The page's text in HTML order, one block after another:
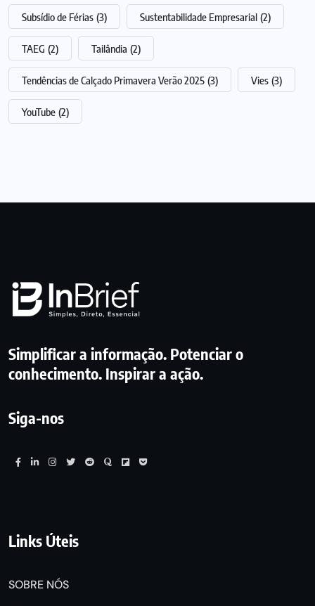
Subsídio de Férias (3) Sustentabilidade Empresarial (2)
TAEG (2) Tailândia (2)
Tendências de Calçado Primavera Verão 2025 (3) Vies (3)
YouTube (2)
Simplificar a informação. Potenciar o
conhecimento. Inspirar a ação.
Siga-nos
Links Úteis
SOBRE NÓS